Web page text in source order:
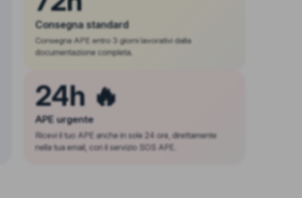
Consegna standard
Consegna APE entro 3 giorni lavorativi dalla
documentazione completa.
24h 🔥
APE urgente
Ricevi il tuo APE anche in sole 24 ore, direttamente
nella tua email, con il servizio SOS APE.